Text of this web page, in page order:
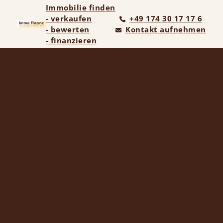
Immobilie finden
- verkaufen
- bewerten
- finanzieren
+49 174 30 17 17 6
Kontakt aufnehmen